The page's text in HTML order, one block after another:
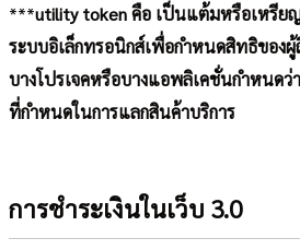
***utility token คือ เป็นแต้มหรือเหรี
ระบบอิเล็กทรอนิกส์เพื่อกำหนดสิทธิของผู้
บางโปรเจคหรือบางแอพลิเคชั่นกำหนดว่
ที่กำหนดในการแลกสินค้าบริการ
การชำระเงินในเว็บ 3.0